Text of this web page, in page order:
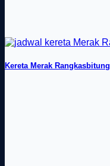
Kereta Merak Rangkasbitung